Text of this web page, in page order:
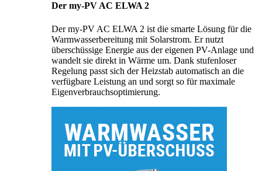
Der my-PV AC ELWA 2
Der my-PV AC ELWA 2 ist die smarte Lösung für die
Warmwasserbereitung mit Solarstrom. Er nutzt
überschüssige Energie aus der eigenen PV-Anlage und
wandelt sie direkt in Wärme um. Dank stufenloser
Regelung passt sich der Heizstab automatisch an die
verfügbare Leistung an und sorgt so für maximale
Eigenverbrauchsoptimierung.